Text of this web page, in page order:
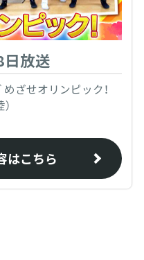
放送
めざせオリンピック！
はこちら